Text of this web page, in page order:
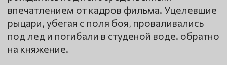
впечатлением от кадров фильма. Уцелевшие
рыцари, убегая с поля боя, проваливались
под лед и погибали в студеной воде. обратно
на княжение.